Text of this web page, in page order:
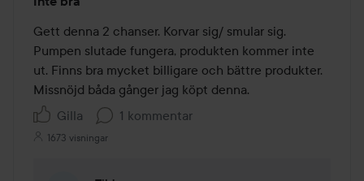
1
av
5
Gett denna 2 chanser. Korvar sig/ smular sig.
Pumpen slutade fungera, produkten kommer inte
ut. Finns bra mycket billigare och bättre produkter.
Missnöjd båda gånger jag köpt denna.
Gilla
1 kommentar
1673 visningar